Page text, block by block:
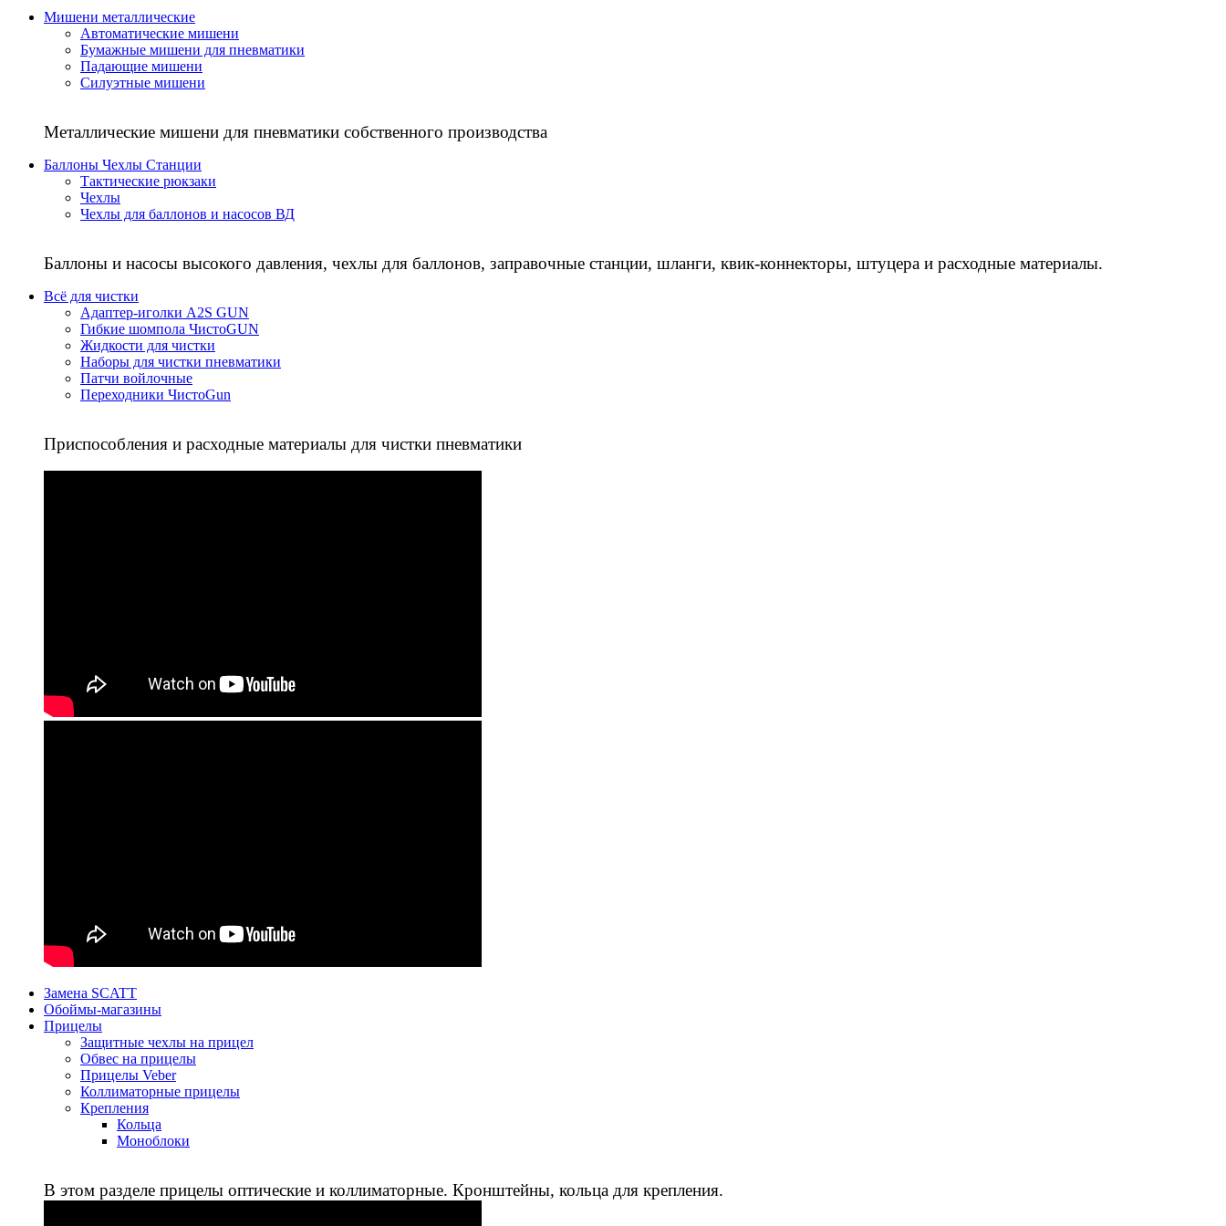
Мишени металлические
Автоматические мишени
Бумажные мишени для пневматики
Падающие мишени
Силуэтные мишени
Металлические мишени для пневматики собственного производства
Баллоны Чехлы Станции
Тактические рюкзаки
Чехлы
Чехлы для баллонов и насосов ВД
Баллоны и насосы высокого давления, чехлы для баллонов, заправочные станции, шланги, квик-коннекторы, штуцера и расходные материалы.
Всё для чистки
Адаптер-иголки A2S GUN
Гибкие шомпола ЧистоGUN
Жидкости для чистки
Наборы для чистки пневматики
Патчи войлочные
Переходники ЧистоGun
Приспособления и расходные материалы для чистки пневматики
Замена SCATT
Обоймы-магазины
Прицелы
Защитные чехлы на прицел
Обвес на прицелы
Прицелы Veber
Коллиматорные прицелы
Крепления
Кольца
Моноблоки
В этом разделе прицелы оптические и коллиматорные. Кронштейны, кольца для крепления.